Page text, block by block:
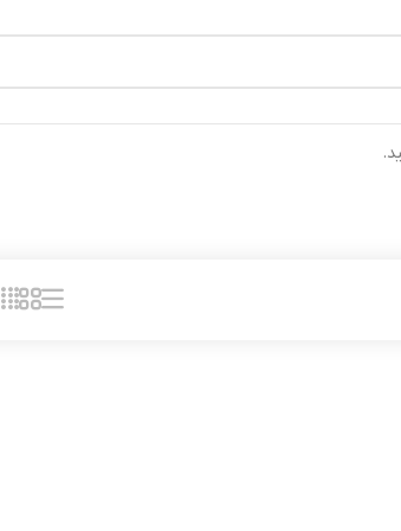
تماس شرکت : 04132900562 ⚡